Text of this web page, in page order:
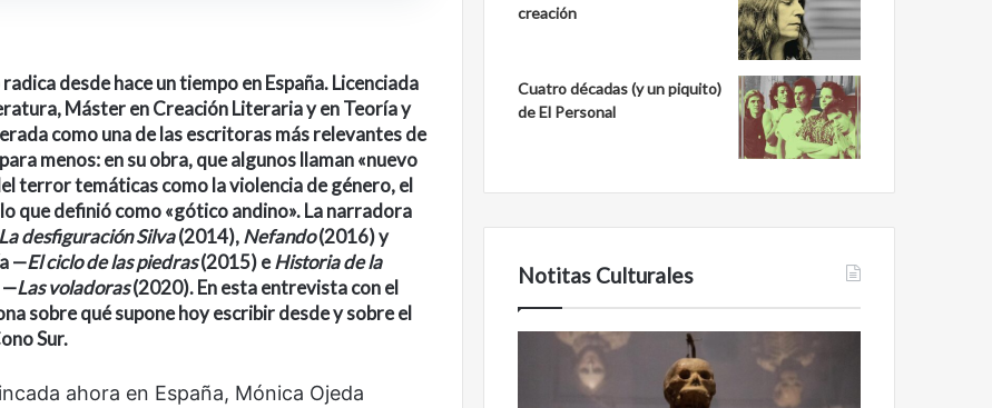
radica desde hace un tiempo en España. Licenciada
Máster en Creación Literaria y en Teoría y
como una de las escritoras más relevantes de
menos: en su obra, que algunos llaman«nuevo
terror temáticas como la violencia de género, el
que definió como«gótico andino». La narradora
La desfiguración Silva(2014),Nefando(2016) y
—El ciclo de las piedras(2015) eHistoria de la
—Las voladoras(2020). En esta entrevista con el
sobre qué supone hoy escribir desde y sobre el
Sur.
ahora en España, Mónica Ojeda
creación
Cuatro décadas (y un piquito)
de El Personal
Notitas Culturales
sin
Cara